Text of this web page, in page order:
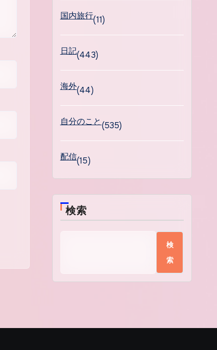
国内旅行(11)
日記(443)
海外(44)
自分のこと(535)
配信(15)
検索
検
索